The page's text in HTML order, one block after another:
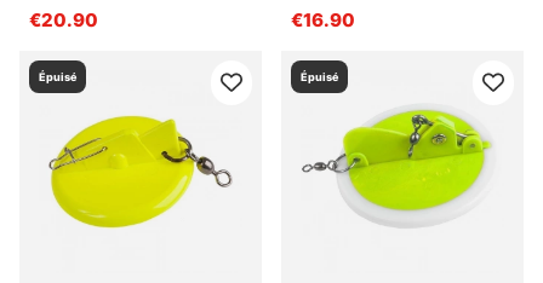
€20.90
€16.90
Épuisé Épuisé